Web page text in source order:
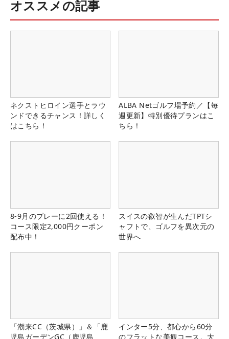
オススメの記事
ネクストヒロイン選手とラウ
ンドできるチャンス！詳しく
はこちら！
ALBA Netゴルフ場予約／【毎
週更新】特別優待プランはこ
ちら！
8-9月のプレーに2回使える！
コース限定2,000円クーポン
配布中！
スイスの叡智が生んだTPTシ
ャフトで、ゴルフを異次元の
世界へ
「潮来CC（茨城県）」＆「鹿
児島ガーデンGC（鹿児島
インター5分、都心から60分
のフラットな美観コース。大